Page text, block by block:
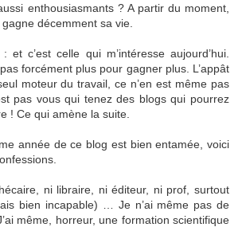
enthousiasmants ? A partir du moment,
décemment sa vie.
et c’est celle qui m’intéresse aujourd’hui.
forcément plus pour gagner plus. L’appât
moteur du travail, ce n’en est même pas
pas vous qui tenez des blogs qui pourrez
! Ce qui amène la suite.
année de ce blog est bien entamée, voici
ni libraire, ni éditeur, ni prof, surtout
bien incapable) … Je n’ai même pas de
même, horreur, une formation scientifique